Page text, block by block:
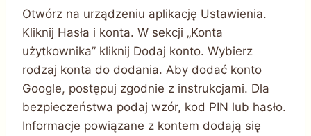
Otwórz na urządzeniu aplikację Ustawienia.
Kliknij Hasła i konta. W sekcji „Konta
użytkownika” kliknij Dodaj konto. Wybierz
rodzaj konta do dodania. Aby dodać konto
Google, postępuj zgodnie z instrukcjami. Dla
bezpieczeństwa podaj wzór, kod PIN lub hasło.
Informacje powiązane z kontem dodają się